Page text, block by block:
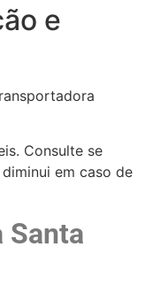
e
Consulte se
em caso de
Santa